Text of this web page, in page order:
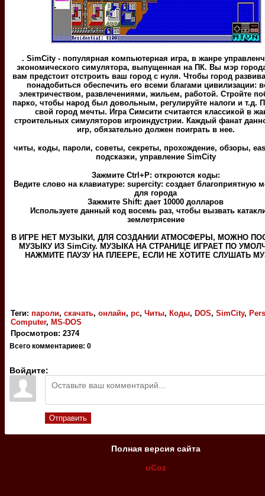
. SimCity - популярная компьютерная игра, в жанре
экономического симулятора, выпущенная на ПК. Вы мэр
вам предстоит отстроить ваш город с нуля. Чтобы город
понадобиться обеспечить его всеми благами цивилизации:
электричеством, развлечениями, жильем, работой. Стройте
парко, чтобы народ был довольным, регулируйте налоги и т.д.
свой город мечты. Игра Симсити считается классикой в
строительных симуляторов игроиндустрии. Каждый фанат
игр, обязательно должен поиграть в нее.
читы, коды, пароли, советы, секреты, прохождение, обзоры,
подсказки, управление SimCity
Зажмите Ctrl+P: откроются коды:
Ведите слово на клавиатуре: supercity: создает благоприятную
для города
Зажмите Shift: дает 10000 долларов
Используете данный код восемь раз, чтобы вызвать
землетрясение
В ИГРЕ НЕТ МУЗЫКИ, ДЛЯ СОЗДАНИИ АТМОСФЕРЫ, МОЖНО
МУЗЫКУ ИЗ SimCity. МУЗЫКА НА СТРАНИЦЕ ИГРАЕТ ПО
НАЖМИТЕ ПАУЗУ НА ПЛЕЕРЕ, ЕСЛИ НЕ ХОТИТЕ СЛУШАТЬ
Теги: пароли, скачать, онлайн, pc, Читы, Коды, DOS, SimCity,
Computer, MS-DOS
Просмотров: 2374
Всего комментариев: 0
Войдите:
Отправить
Полная версия сайта
uCoz